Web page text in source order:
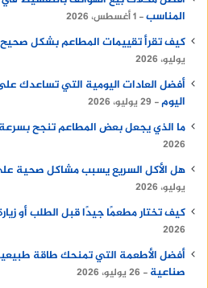
المناسب 1 أغسطس، 2026
كيف تقرأ تقييمات المطاعم بشكل صحيح
يوليو، 2026
أفضل العادات اليومية التي تساعدك
اليوم
29 يوليو، 2026
ما الذي يجعل بعض المطاعم تنجح
2026
هل الأكل السريع يسبب مشاكل صحية
يوليو، 2026
كيف تختار مطعمًا جيدًا قبل الطلب أو
2026
أفضل الأطعمة التي تمنحك طاقة
صناعية
26 يوليو، 2026